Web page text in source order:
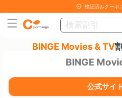
検証済みクーポ
BINGE Movies & TV
BINGE
公式サイ